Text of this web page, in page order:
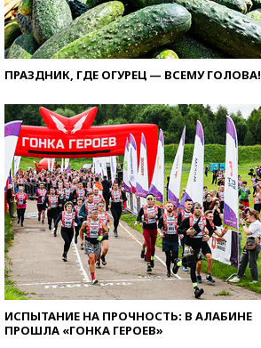
ПРАЗДНИК, ГДЕ ОГУРЕЦ — ВСЕМУ ГОЛОВА!
ИСПЫТАНИЕ НА ПРОЧНОСТЬ: В АЛАБИНЕ
ПРОШЛА «ГОНКА ГЕРОЕВ»